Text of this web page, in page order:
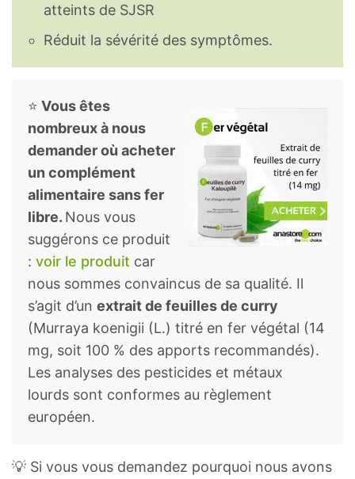
atteints de SJSR
Réduit la sévérité des symptômes.
⭐ Vous êtes
nombreux à nous
demander où acheter
un complément
alimentaire sans fer
libre. Nous vous
suggérons ce produit
: voir le produit car
nous sommes convaincus de sa qualité. Il
s’agit d’un extrait de feuilles de curry
(Murraya koenigii (L.) titré en fer végétal (14
mg, soit 100 % des apports recommandés).
Les analyses des pesticides et métaux
lourds sont conformes au règlement
européen.
💡 Si vous vous demandez pourquoi nous avons